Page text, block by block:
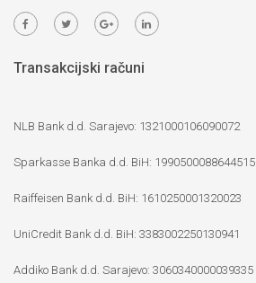
Transakcijski računi
NLB Bank d.d. Sarajevo: 1321000106090072
Sparkasse Banka d.d. BiH: 1990500088644515
Raiffeisen Bank d.d. BiH: 1610250001320023
UniCredit Bank d.d. BiH: 3383002250130941
Addiko Bank d.d. Sarajevo: 3060340000039335